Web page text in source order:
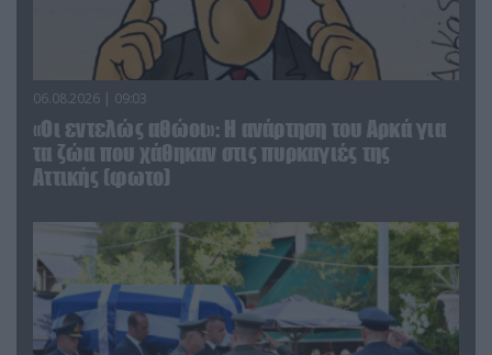
06.08.2026 | 09:03
«Οι εντελώς αθώοι»: Η ανάρτηση του Αρκά για
τα ζώα που χάθηκαν στις πυρκαγιές της
Αττικής (φωτο)